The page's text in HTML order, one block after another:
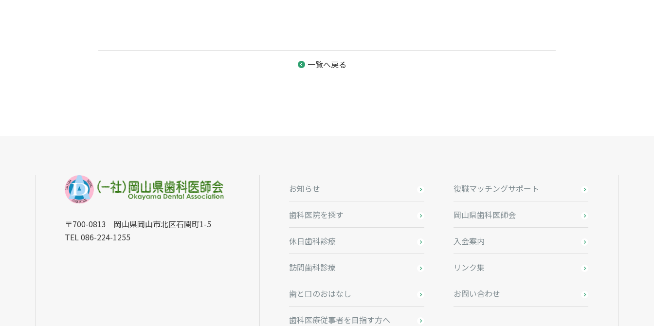
一覧へ戻る
〒700-0813 岡山県岡山市北区石関町1-5
TEL 086-224-1255
お知らせ
歯科医院を探す
休日歯科診療
訪問歯科診療
歯と口のおはなし
歯科医療従事者を目指す方へ
復職マッチングサポート
岡山県歯科医師会
入会案内
リンク集
お問い合わせ